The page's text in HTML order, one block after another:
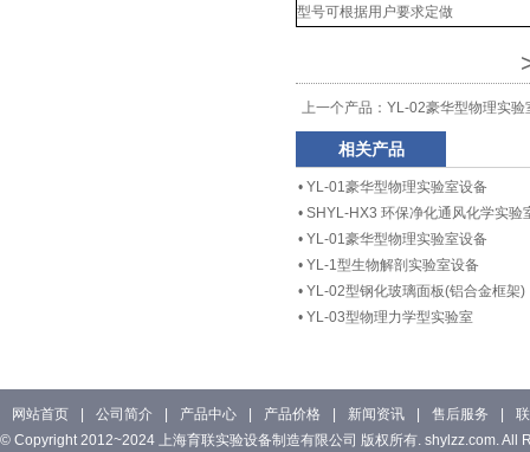
型号可根据用户要求定做
上一个产品： YL-02豪华型物理实验
相关产品
• YL-01豪华型物理实验室设备
• SHYL-HX3 环保净化通风化学实验
• YL-01豪华型物理实验室设备
• YL-1型生物解剖实验室设备
• YL-02型钢化玻璃面板(铝合金框架)
• YL-03型物理力学型实验室
网站首页 公司简介 产品中心 产品价格 新闻资讯 售后服务
© Copyright 2012~2024 上海育联实验设备制造有限公司 版权所有. shylzz.com. All